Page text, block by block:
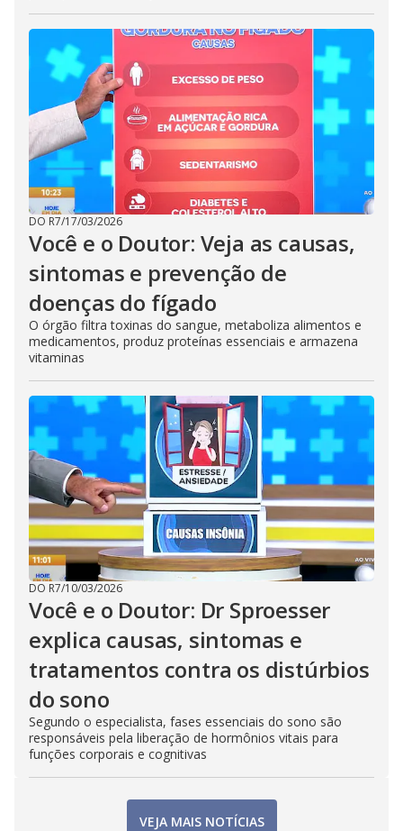
DO R7/17/03/2026
Você e o Doutor: Veja as causas,
sintomas e prevenção de
doenças do fígado
O órgão filtra toxinas do sangue, metaboliza alimentos e
medicamentos, produz proteínas essenciais e armazena
vitaminas
DO R7/10/03/2026
Você e o Doutor: Dr Sproesser
explica causas, sintomas e
tratamentos contra os distúrbios
do sono
Segundo o especialista, fases essenciais do sono são
responsáveis pela liberação de hormônios vitais para
funções corporais e cognitivas
VEJA MAIS NOTÍCIAS